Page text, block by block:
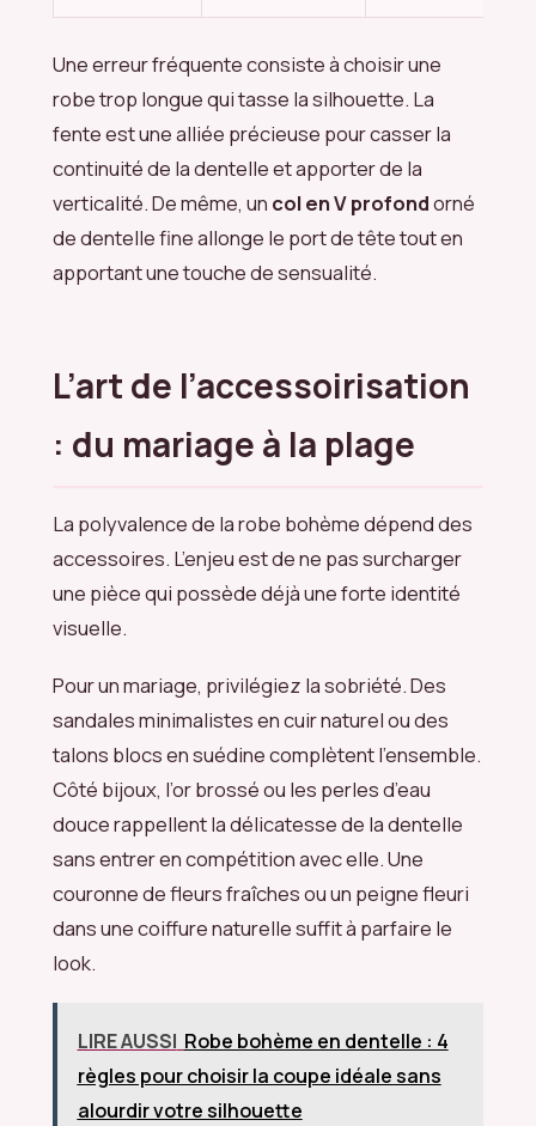
Une erreur fréquente consiste à choisir une
robe trop longue qui tasse la silhouette. La
fente est une alliée précieuse pour casser la
continuité de la dentelle et apporter de la
verticalité. De même, un col en V profondorné
de dentelle fine allonge le port de tête tout en
apportant une touche de sensualité.
L’art de l’accessoirisation
: du mariage à la plage
La polyvalence de la robe bohème dépend des
accessoires. L’enjeu est de ne pas surcharger
une pièce qui possède déjà une forte identité
visuelle.
Pour un mariage, privilégiez la sobriété. Des
sandales minimalistes en cuir naturel ou des
talons blocs en suédine complètent l’ensemble.
Côté bijoux, l’or brossé ou les perles d’eau
douce rappellent la délicatesse de la dentelle
sans entrer en compétition avec elle. Une
couronne de fleurs fraîches ou un peigne fleuri
dans une coiffure naturelle suffit à parfaire le
look.
LIRE AUSSI Robe bohème en dentelle : 4
règles pour choisir la coupe idéale sans
alourdir votre silhouette